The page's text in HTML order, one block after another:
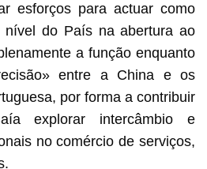
esforços para actuar como
nível do País na abertura ao
a função enquanto
entre a China e os
por forma a contribuir
explorar intercâmbio e
no comércio de serviços,